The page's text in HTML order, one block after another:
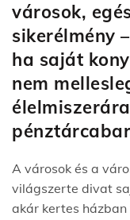
városok,
sikerélmény
ha saját
nem
A városok és a
világszerte divat
akár kertes